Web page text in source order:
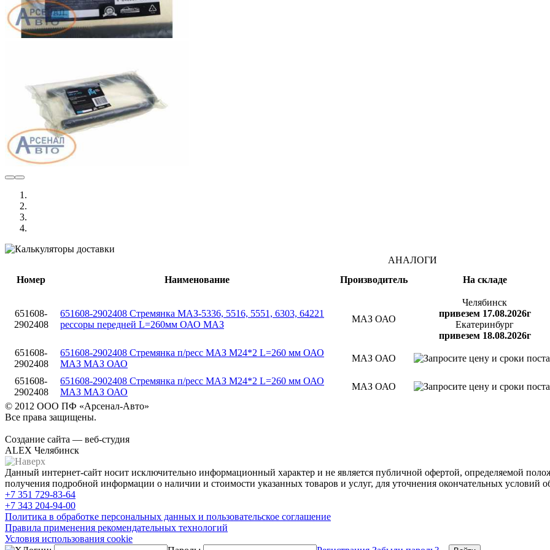
АНАЛОГИ
Номер
Наименование Производитель На складе
651608-
2902408
651608-2902408 Стремянка МАЗ-5336, 5516, 5551, 6303, 64221
рессоры передней L=260мм ОАО МАЗ
МАЗ ОАО
Челябинск
привезем 17.08.2026г
Екатеринбург
привезем 18.08.2026г
651608-
2902408
651608-2902408 Стремянка п/ресс МАЗ М24*2 L=260 мм ОАО
МАЗ МАЗ ОАО
МАЗ ОАО
651608-
2902408
651608-2902408 Стремянка п/ресс МАЗ М24*2 L=260 мм ОАО
МАЗ МАЗ ОАО
МАЗ ОАО
© 2012 ООО ПФ «Арсенал-Авто»
Все права защищены.
Создание сайта — веб-студия
ALEX Челябинск
Данный интернет-сайт носит исключительно информационный характер и не является публичной офертой, определяемой
получения подробной информации о наличии и стоимости указанных товаров и услуг, для уточнения окончательных условий
+7 351 729-83-64
+7 343 204-94-00
Политика в обработке персональных данных и пользовательское соглашение
Правила применения рекомендательных технологий
Условия использования cookie